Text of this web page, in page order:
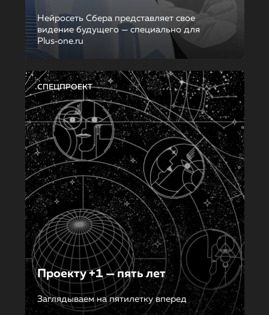
Нейросеть Сбера представляет свое
видение будущего — специально для
Plus‑one.ru
СПЕЦПРОЕКТ
Проекту +1 — пять лет
Заглядываем на пятилетку вперед